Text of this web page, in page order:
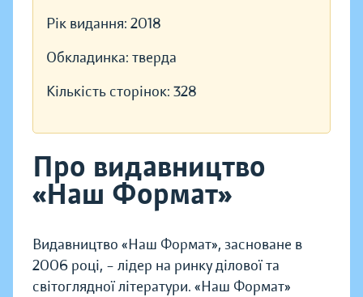
Рік видання: 2018
Обкладинка: тверда
Кількість сторінок: 328
Про видавництво
«Наш Формат»
Видавництво «Наш Формат», засноване в
2006 році, – лідер на ринку ділової та
світоглядної літератури. «Наш Формат»